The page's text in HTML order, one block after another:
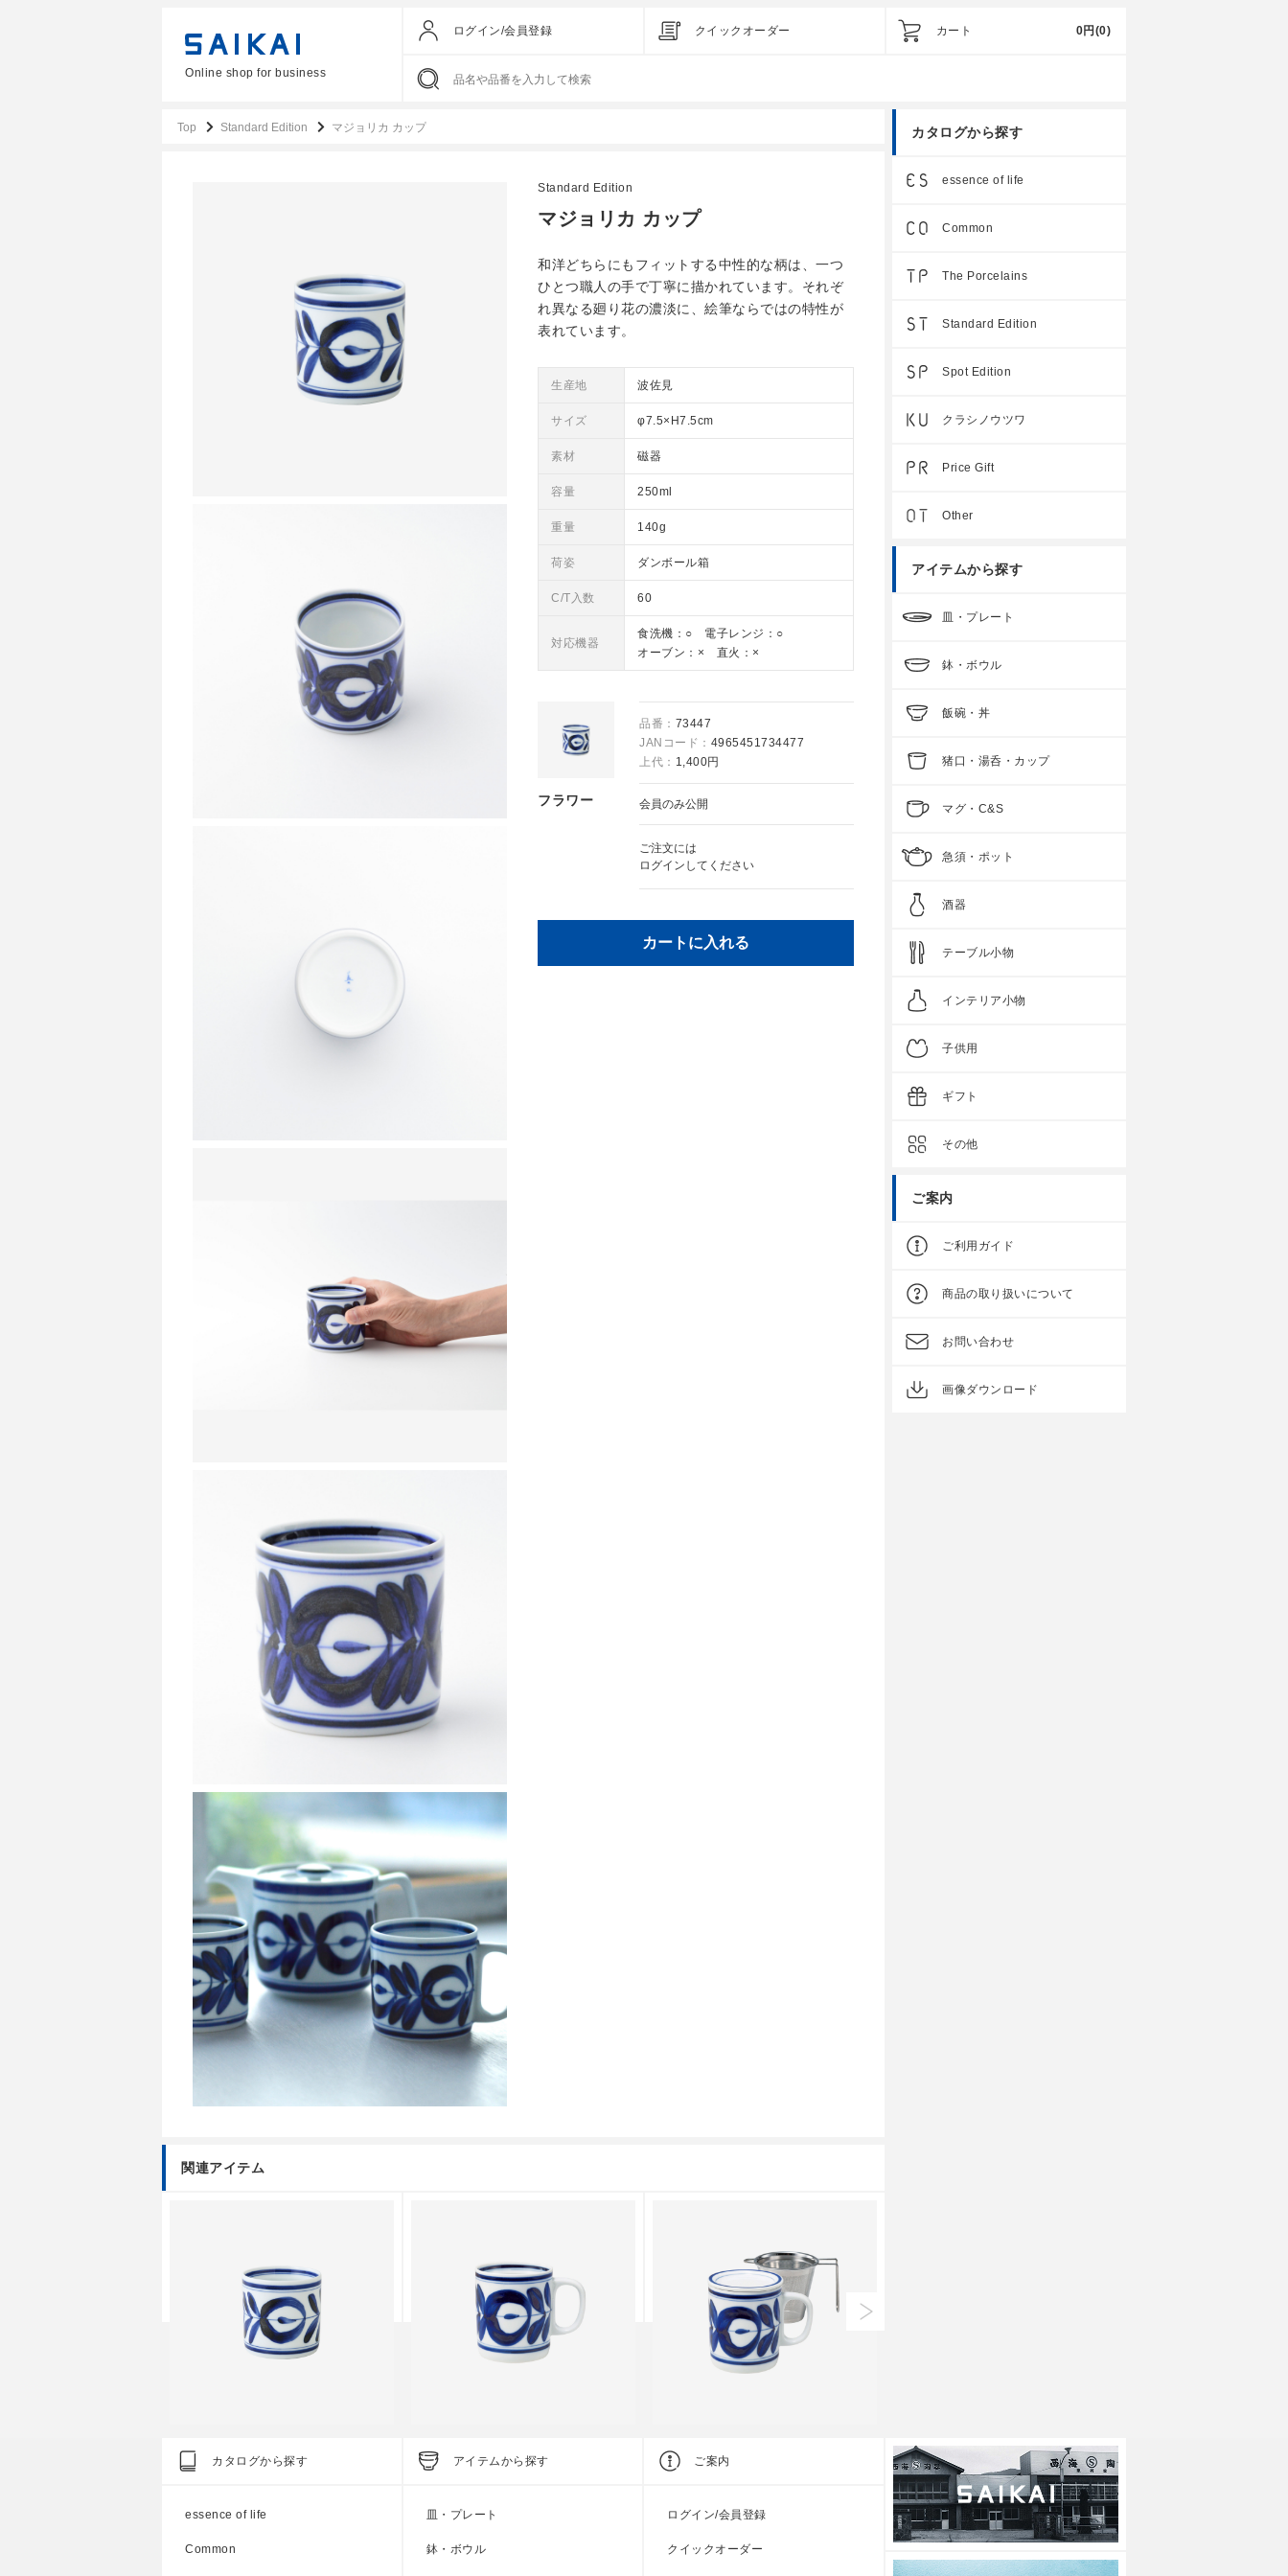
Online shop for business
ログイン/会員登録 クイックオーダー カート 0円 (0)
Top Standard Edition マジョリカ カップ
マジョリカ カップ
Standard Edition
和洋どちらにもフィットする中性的な柄は、一つ
ひとつ職人の手で丁寧に描かれています。それぞ
れ異なる廻り花の濃淡に、絵筆ならではの特性が
表れています。
生産地 波佐見
サイズ φ7.5×H7.5cm
素材 磁器
容量 250ml
重量 140g
荷姿 ダンボール箱
C/T入数 60
対応機器
食洗機：○ 電子レンジ：○
オーブン：× 直火：×
フラワー
品番： 73447
JANコード： 4965451734477
上代： 1,400円
会員のみ公開
ご注文には
ログイン してください
カートに入れる
関連アイテム
マジョリカ カップ
マジョリカ マグ L
マジョリカ SS蓋付マグ
Standard Edition
マジョリカ SSポット
上代4,000円
カタログから探す
essence of life
Common
The Porcelains
Standard Edition
Spot Edition
クラシノウツワ
Price Gift
Other
アイテムから探す
皿・プレート
鉢・ボウル
飯碗・丼
猪口・湯呑・カップ
マグ・C&S
急須・ポット
酒器
テーブル小物
インテリア小物
子供用
ギフト
その他
ご案内
ご利用ガイド
商品の取り扱いについて
お問い合わせ
画像ダウンロード
カタログから探す
essence of life
Common
アイテムから探す
皿・プレート
鉢・ボウル
ご案内
ログイン/会員登録
クイックオーダー